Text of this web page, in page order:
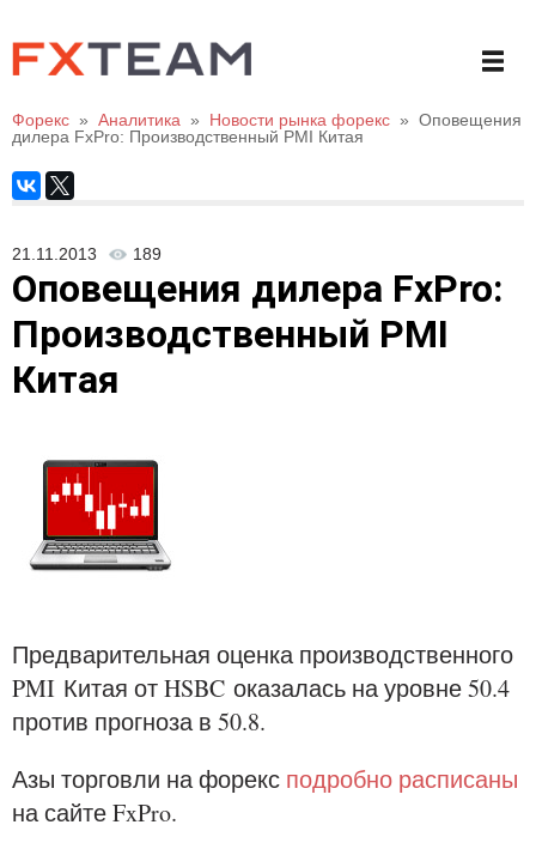
Форекс » Аналитика » Новости рынка форекс » Оповещения
дилера FxPro: Производственный PMI Китая
21.11.2013 189
Оповещения дилера FxPro:
Производственный PMI
Китая
Предварительная оценка производственного
PMI Китая отHSBC оказалась на уровне 50.4
против прогноза в 50.8.
Азы торговли на форекс подробно расписаны
на сайте FxPro.